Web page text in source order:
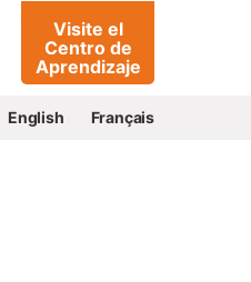
Buscar
Visite el
Centro de
Aprendizaje
English Français